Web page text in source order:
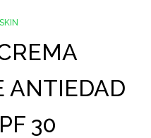
ANTIEDAD
30